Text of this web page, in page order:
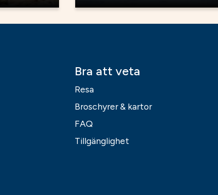
Bra att veta
Resa
Broschyrer & kartor
FAQ
Tillgänglighet